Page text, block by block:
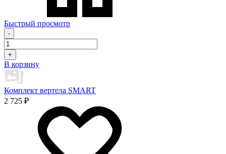
Быстрый просмотр
-
+
В корзину
Комплект вертела SMART
2 725 ₽